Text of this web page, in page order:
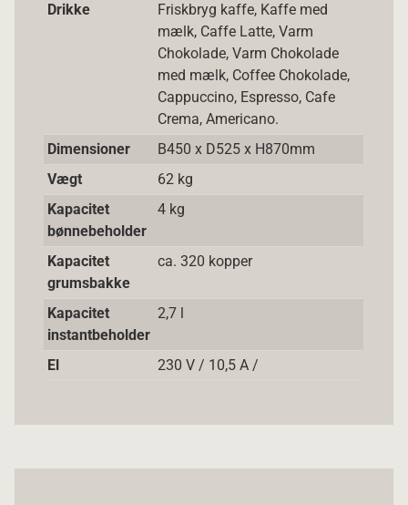
Drikke
Friskbryg kaffe, Kaffe med
mælk, Caffe Latte, Varm
Chokolade, Varm Chokolade
med mælk, Coffee Chokolade,
Cappuccino, Espresso, Cafe
Crema, Americano.
Dimensioner
B450 x D525 x H870mm
Vægt
62 kg
Kapacitet
bønnebeholder
4 kg
Kapacitet
grumsbakke
ca. 320 kopper
Kapacitet
instantbeholder
2,7 l
El 230 V / 10,5 A /